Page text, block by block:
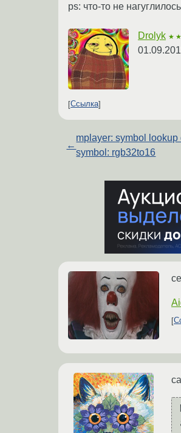
ps: что-то не
Drolyk
Ссылка
←
mplayer: symbol
symbol: rgb32to16